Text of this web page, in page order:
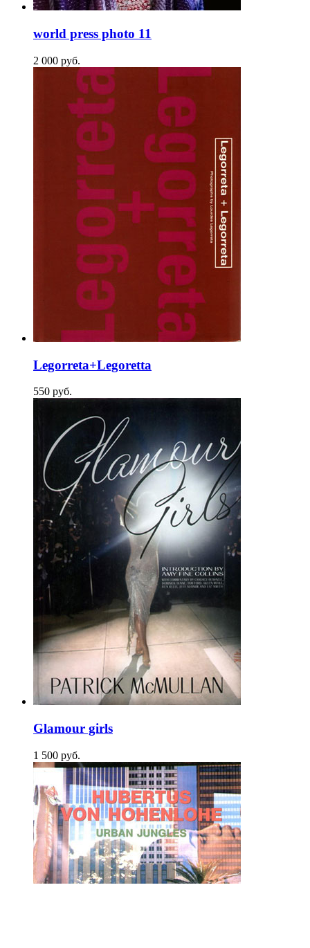
world press photo 11
2 000 pуб.
Legorreta+Legoretta
550 pуб.
Glamour girls
1 500 pуб.